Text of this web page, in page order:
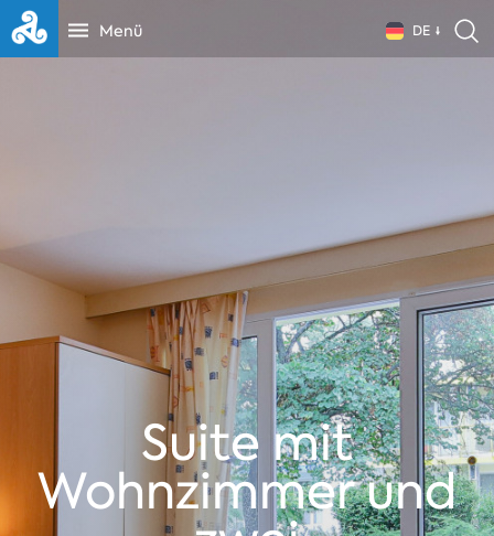
Menü DE
Suite mit
Wohnzimmer und